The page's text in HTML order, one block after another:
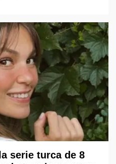
serie turca de 8